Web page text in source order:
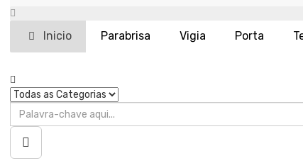
Inicio Parabrisa Vigia Porta